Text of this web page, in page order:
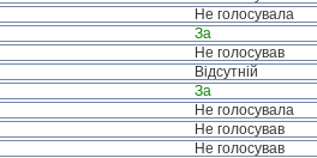
Не голосувала
За
Не голосував
Відсутній
За
Не голосувала
Не голосував
Не голосував